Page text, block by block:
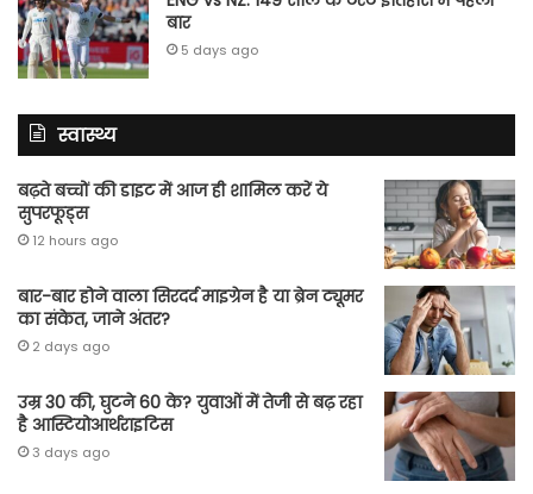
बार
5 days ago
स्वास्थ्य
बढ़ते बच्चों की डाइट में आज ही शामिल करें ये
सुपरफूड्स
12 hours ago
बार-बार होने वाला सिरदर्द माइग्रेन है या ब्रेन ट्यूमर
का संकेत, जाने अंतर?
2 days ago
उम्र 30 की, घुटने 60 के? युवाओं में तेजी से बढ़ रहा
है आस्टियोआर्थराइटिस
3 days ago